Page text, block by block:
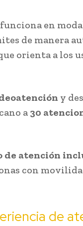
en
de manera
orienta a los
y
a 30
de atención
con
de